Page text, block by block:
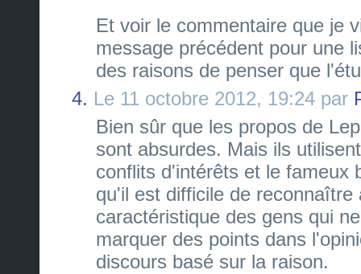
Et voir le commentaire que je
message précédent pour une
des raisons de penser que
4. Le 11 octobre 2012, 19:24 par
Bien sûr que les propos de
sont absurdes. Mais ils
conflits d'intérêts et le fameux
qu'il est difficile de
caractéristique des gens qui
marquer des points dans
discours basé sur la raison.